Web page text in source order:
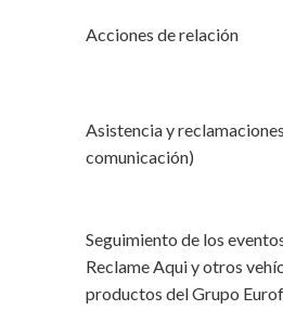
Acciones de relación
Asistencia y
comunicación)
Seguimiento de los
Reclame Aqui y otros
productos del Grupo